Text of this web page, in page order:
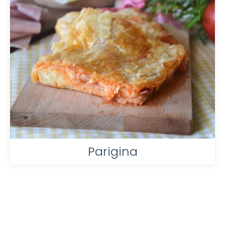
Parigina